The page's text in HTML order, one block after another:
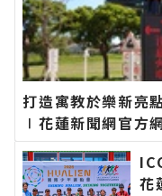
打造寓教於樂新亮
∣花蓮新聞網官方
聞報導 最新的在地
花